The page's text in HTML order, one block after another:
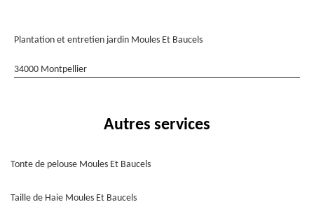
Plantation et entretien jardin Moules Et Baucels
34000 Montpellier
Autres services
Tonte de pelouse Moules Et Baucels
Taille de Haie Moules Et Baucels